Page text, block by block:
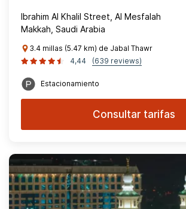
Ibrahim Al Khalil Street, Al Mesfalah
Makkah, Saudi Arabia
3.4 millas (5.47 km) de Jabal Thawr
4,44
(639 reviews)
Estacionamiento
Consultar tarifas